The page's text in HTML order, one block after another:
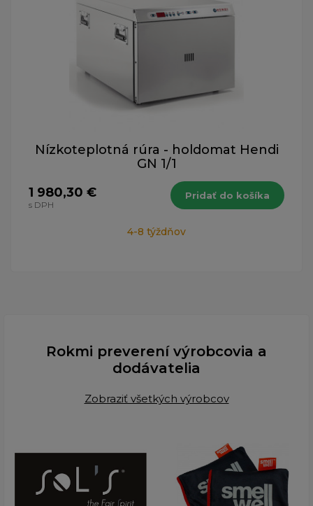
Nízkoteplotná rúra - holdomat Hendi
GN 1/1
1 980,30 €
s DPH
Pridať do košíka
4-8 týždňov
Rokmi preverení výrobcovia a
dodávatelia
Zobraziť všetkých výrobcov